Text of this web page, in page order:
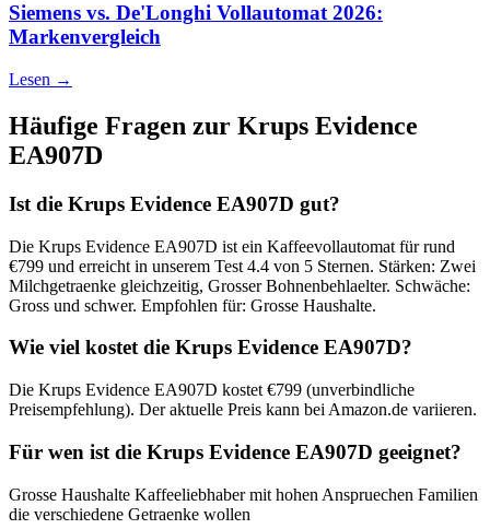
Siemens vs. De'Longhi Vollautomat 2026:
Markenvergleich
Lesen →
Häufige Fragen zur Krups Evidence
EA907D
Ist die Krups Evidence EA907D gut?
Die Krups Evidence EA907D ist ein Kaffeevollautomat für rund
€799 und erreicht in unserem Test 4.4 von 5 Sternen. Stärken: Zwei
Milchgetraenke gleichzeitig, Grosser Bohnenbehlaelter. Schwäche:
Gross und schwer. Empfohlen für: Grosse Haushalte.
Wie viel kostet die Krups Evidence EA907D?
Die Krups Evidence EA907D kostet €799 (unverbindliche
Preisempfehlung). Der aktuelle Preis kann bei Amazon.de variieren.
Für wen ist die Krups Evidence EA907D geeignet?
Grosse Haushalte Kaffeeliebhaber mit hohen Anspruechen Familien
die verschiedene Getraenke wollen